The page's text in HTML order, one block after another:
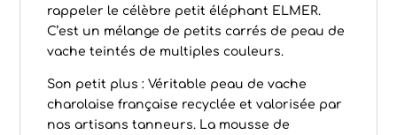
rappeler le célèbre petit éléphant ELMER.
C’est un mélange de petits carrés de peau de
vache teintés de multiples couleurs.
Son petit plus : Véritable peau de vache
charolaise française recyclée et valorisée par
nos artisans tanneurs. La mousse de